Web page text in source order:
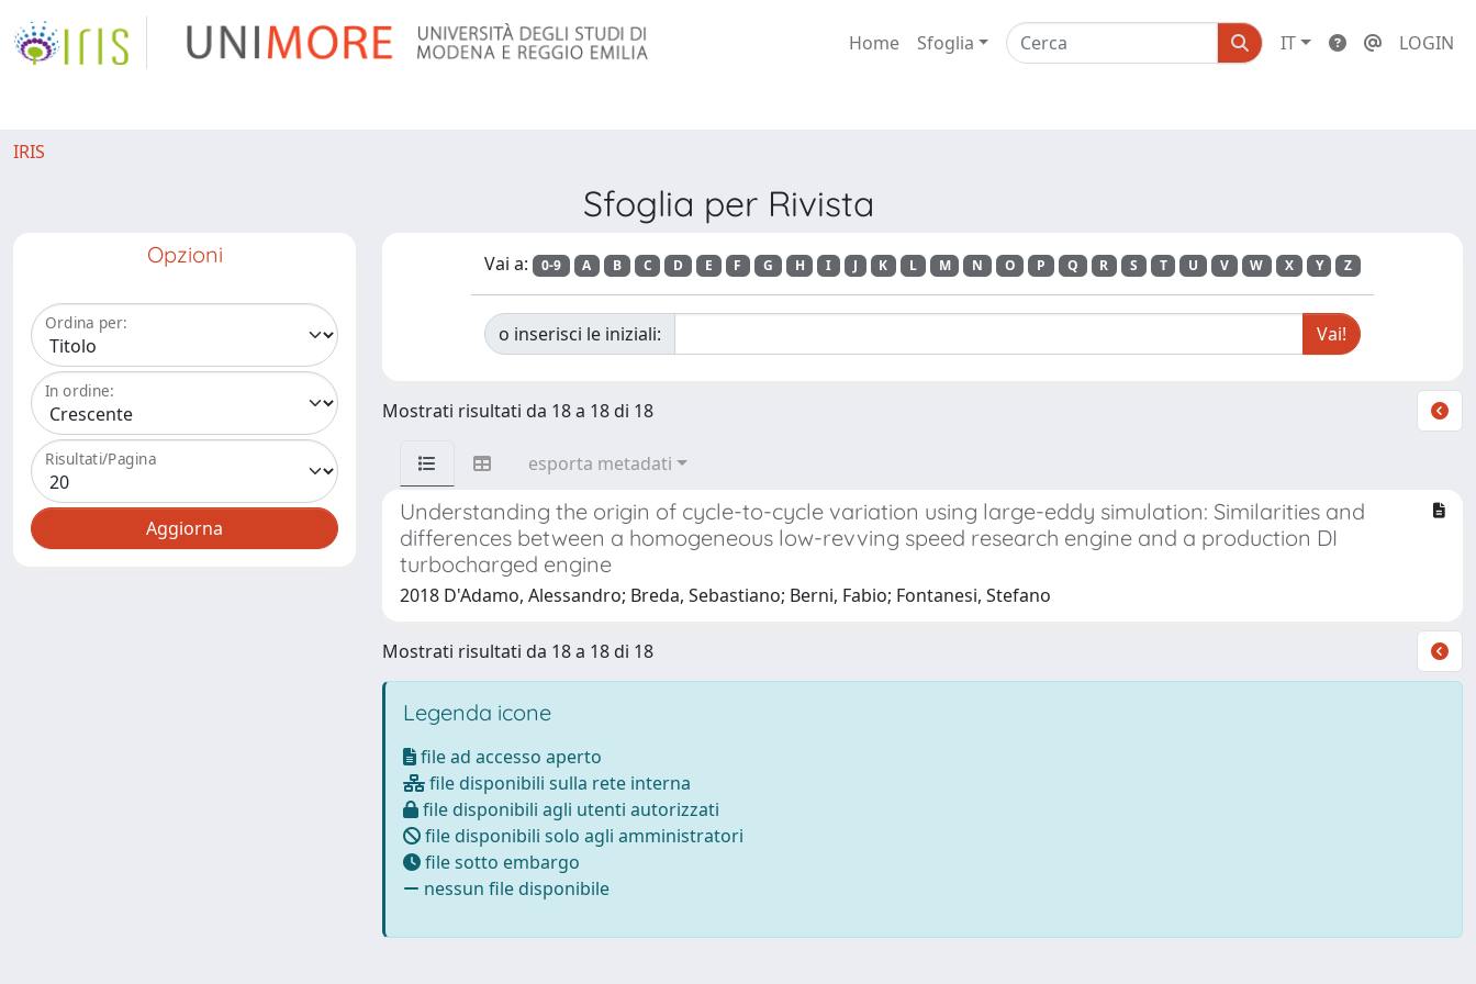
Home Sfoglia IT LOGIN
IRIS
Sfoglia per Rivista
Opzioni
Ordina per:
In ordine:
Risultati/Pagina
Vai a: 0-9 A B C D E F G H I J K L M N O P Q R S T U V W X Y Z
o inserisci le iniziali:
Mostrati risultati da 18 a 18 di 18
esporta metadati
Understanding the origin of cycle-to-cycle variation using large-eddy simulation: Similarities and
differences between a homogeneous low-revving speed research engine and a production DI
turbocharged engine
2018 D'Adamo, Alessandro; Breda, Sebastiano; Berni, Fabio; Fontanesi, Stefano
Mostrati risultati da 18 a 18 di 18
Legenda icone
file ad accesso aperto
file disponibili sulla rete interna
file disponibili agli utenti autorizzati
file disponibili solo agli amministratori
file sotto embargo
nessun file disponibile